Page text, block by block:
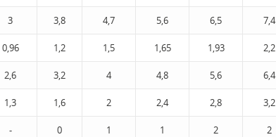
3 3,8 4,7 5,6 6,5 7,4
0,96 1,2 1,5 1,65 1,93 2,2
2,6 3,2 4 4,8 5,6 6,4
1,3 1,6 2 2,4 2,8 3,2
- 0 1 1 2 2